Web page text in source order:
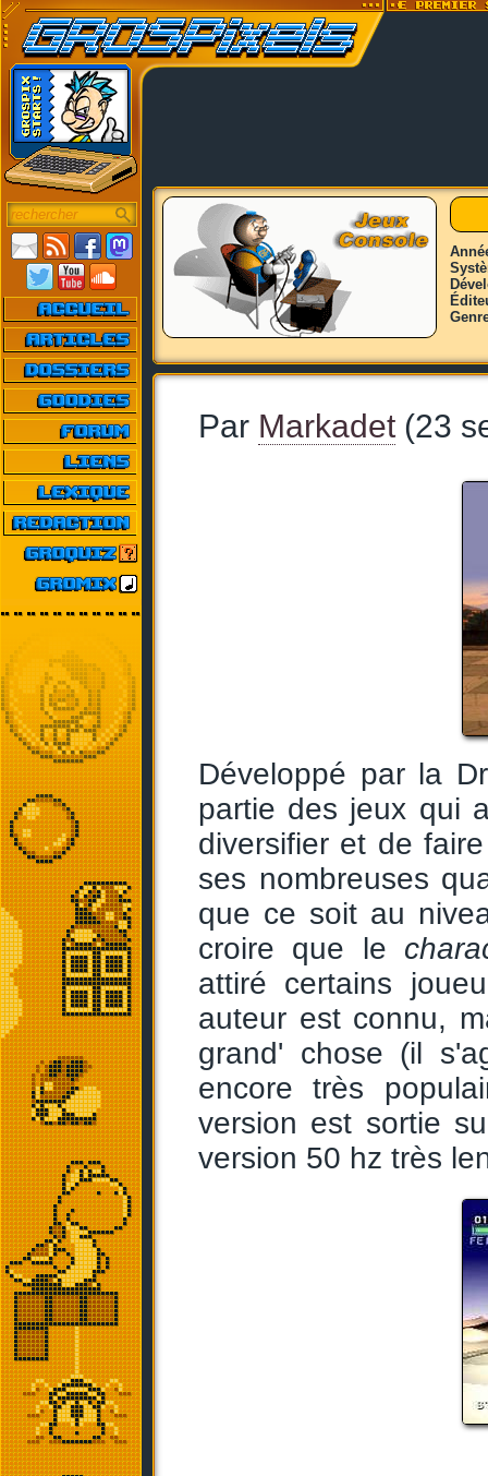
Par Markadet (23
Développé par la
partie des jeux qui
diversifier et de
ses nombreuses
que ce soit au
croire que le
attiré certains
auteur est connu,
grand' chose (il
encore très
version est sortie
version 50 hz très